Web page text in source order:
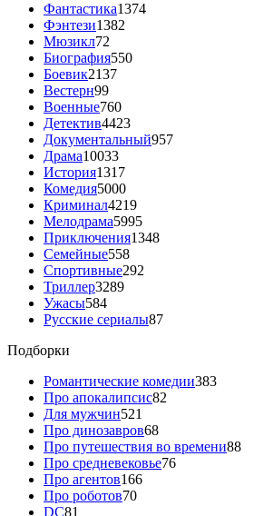
Фантастика1374
Фэнтези1382
Мюзикл72
Биография550
Боевик2137
Вестерн99
Военные760
Детектив4423
Документальный957
Драма10033
История1317
Комедия5000
Криминал4219
Мелодрама5995
Приключения1348
Семейные558
Спортивные292
Триллер3289
Ужасы584
Русские сериалы87
Подборки
Романтические комедии383
Про апокалипсис82
Для мужчин521
Про динозавров68
Про путешествия во времени88
Про средневековье76
Про агентов166
Про роботов70
DC81